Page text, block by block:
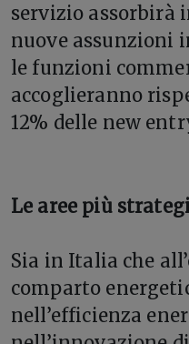
servizio assorbirà
nuove assunzioni
le funzioni
accoglieranno
12% delle new
Le aree più
Sia in Italia che
comparto
nell’efficienza